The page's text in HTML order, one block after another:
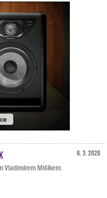
6. 3. 2020
Vladimírem Mišíkem.